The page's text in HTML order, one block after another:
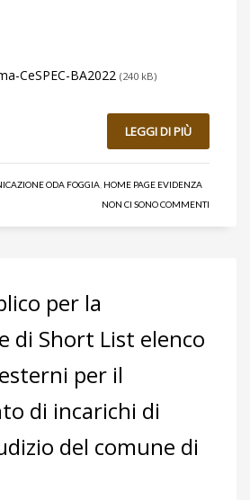
CeSPEC-BA2022 (240 kB)
LEGGI DI PIÙ
ODA FOGGIA HOME PAGE EVIDENZA
NON CI SONO COMMENTI
per la
di Short List elenco
per il
di incarichi di
del comune di